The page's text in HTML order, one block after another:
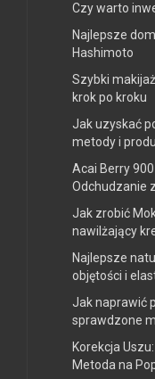
Czy warto
Najlepsze
Hashimoto
Szybki
krok po kroku
Jak uzyskać
metody i
Acai Berry
Odchudzanie
Jak zrobić
nawilżający
Najlepsze
objętości i
Jak naprawić
sprawdzone
Korekcja
Metoda na